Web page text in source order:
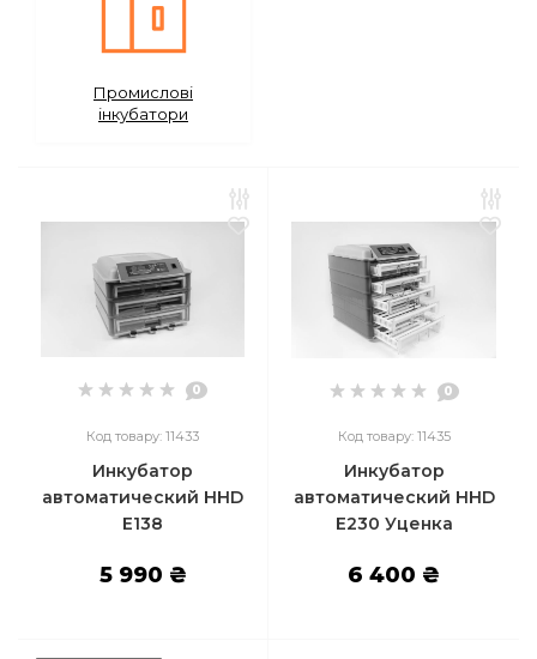
Промислові
інкубатори
0
Код товару: 11433
Инкубатор
автоматический HHD
E138
5 990 ₴
0
Код товару: 11435
Инкубатор
автоматический HHD
E230 Уценка
6 400 ₴